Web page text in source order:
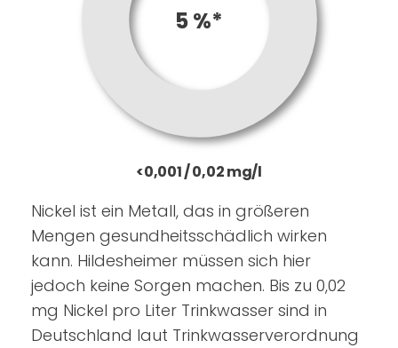
5 %*
<0,001 / 0,02 mg/l
Nickel ist ein Metall, das in größeren
Mengen gesundheitsschädlich wirken
kann. Hildesheimer müssen sich hier
jedoch keine Sorgen machen. Bis zu 0,02
mg Nickel pro Liter Trinkwasser sind in
Deutschland laut Trinkwasserverordnung